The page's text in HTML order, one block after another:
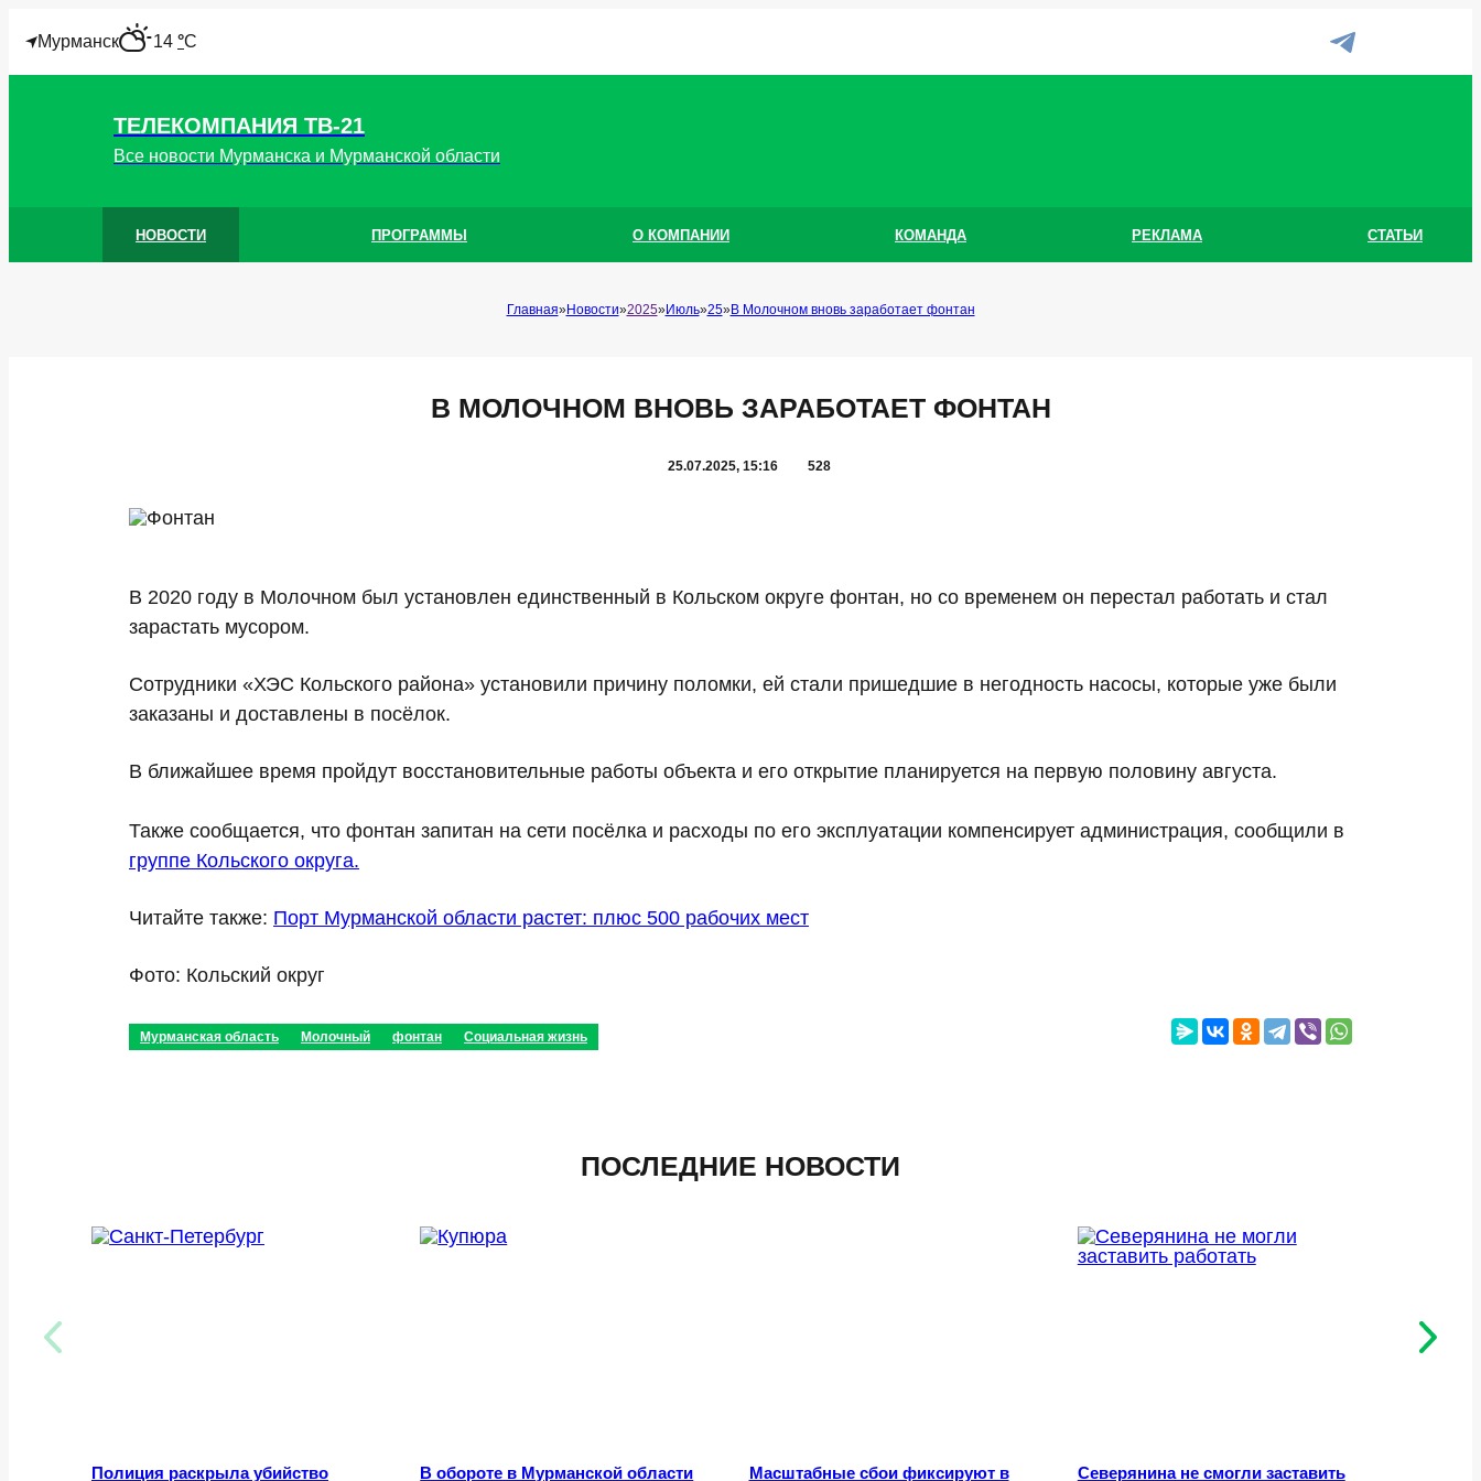
Мурманск"14 °C
ТЕЛЕКОМПАНИЯ ТВ-21
Все новости Мурманска и Мурманской области
НОВОСТИ ПРОГРАММЫ О КОМПАНИИ КОМАНДА РЕКЛАМА СТАТЬИ
Главная Новости 2025 Июль 25 В Молочном вновь заработает фонтан
В МОЛОЧНОМ ВНОВЬ ЗАРАБОТАЕТ ФОНТАН
25.07.2025, 15:16 528
В 2020 году в Молочном был установлен единственный в Кольском округе фонтан, но со временем он перестал работать и стал
зарастать мусором.
Сотрудники «ХЭС Кольского района» установили причину поломки, ей стали пришедшие в негодность насосы, которые уже были
заказаны и доставлены в посёлок.
В ближайшее время пройдут восстановительные работы объекта и его открытие планируется на первую половину августа.
Также сообщается, что фонтан запитан на сети посёлка и расходы по его эксплуатации компенсирует администрация, сообщили в
группе Кольского округа.
Читайте также: Порт Мурманской области растет: плюс 500 рабочих мест
Фото: Кольский округ
Мурманская область Молочный фонтан Социальная жизнь
ПОСЛЕДНИЕ НОВОСТИ
Полиция раскрыла убийство
В обороте в Мурманской области
Масштабные сбои фиксируют в
Северянина не смогли заставить